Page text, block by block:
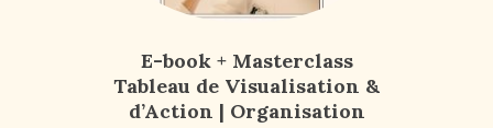
E-book + Masterclass
Tableau de Visualisation &
d’Action | Organisation